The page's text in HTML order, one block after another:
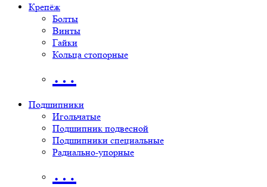
Крепёж
Болты
Винты
Гайки
Кольца стопорные
…
Подшипники
Игольчатые
Подшипник подвесной
Подшипники специальные
Радиально-упорные
…